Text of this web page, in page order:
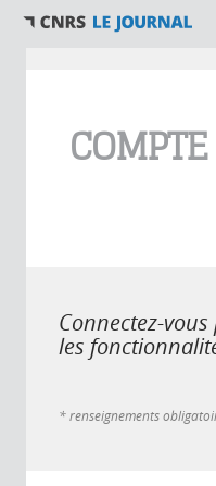
Connectez-
les
* renseignements